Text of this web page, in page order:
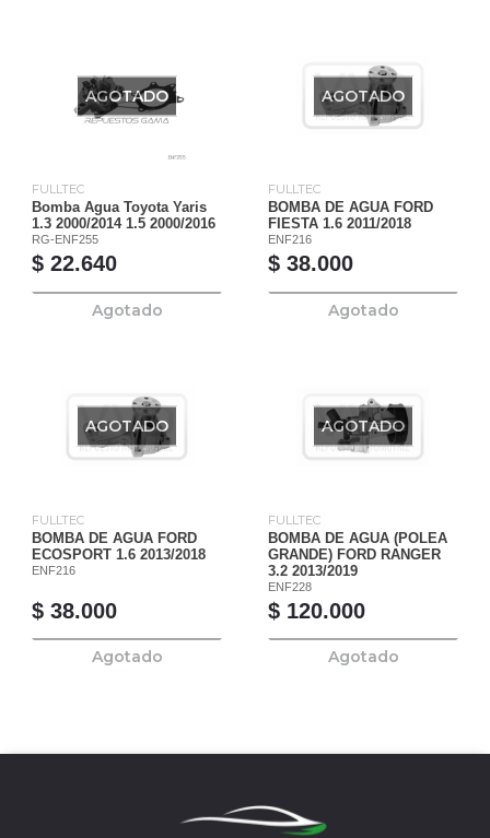
AGOTADO
FULLTEC
Bomba Agua Toyota Yaris
1.3 2000/2014 1.5 2000/2016
RG-ENF255
$ 22.640
Agotado
AGOTADO
FULLTEC
BOMBA DE AGUA FORD
FIESTA 1.6 2011/2018
ENF216
$ 38.000
Agotado
AGOTADO
FULLTEC
BOMBA DE AGUA FORD
ECOSPORT 1.6 2013/2018
ENF216
$ 38.000
Agotado
AGOTADO
FULLTEC
BOMBA DE AGUA (POLEA
GRANDE) FORD RANGER
3.2 2013/2019
ENF228
$ 120.000
Agotado